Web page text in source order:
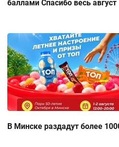
баллами Спасибо весь август
В Минске раздадут более